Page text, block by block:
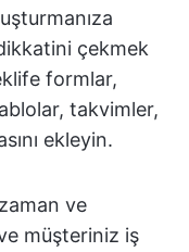
çekmek
formlar,
takvimler,
ekleyin.
ve
müşteriniz iş